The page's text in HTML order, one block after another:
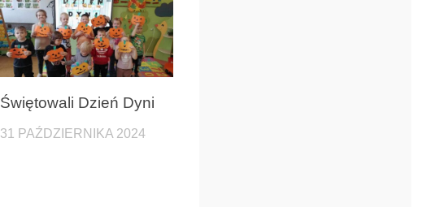
Świętowali Dzień Dyni
31 PAŹDZIERNIKA 2024